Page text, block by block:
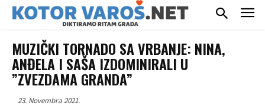
MUZIČKI TORNADO SA VRBANJE: NINA,
ANĐELA I SAŠA IZDOMINIRALI U
”ZVEZDAMA GRANDA”
23. Novembra 2021.